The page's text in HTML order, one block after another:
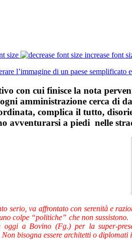
size increase font
con cui finisce la nota
amministrazione cerca di
complica il tutto,
avventurarsi a piedi nelle
serio, va affrontato con serenità e
colpe “politiche” che non
oggi a Bovino (Fg.) per la super-
bisogna essere architetti o